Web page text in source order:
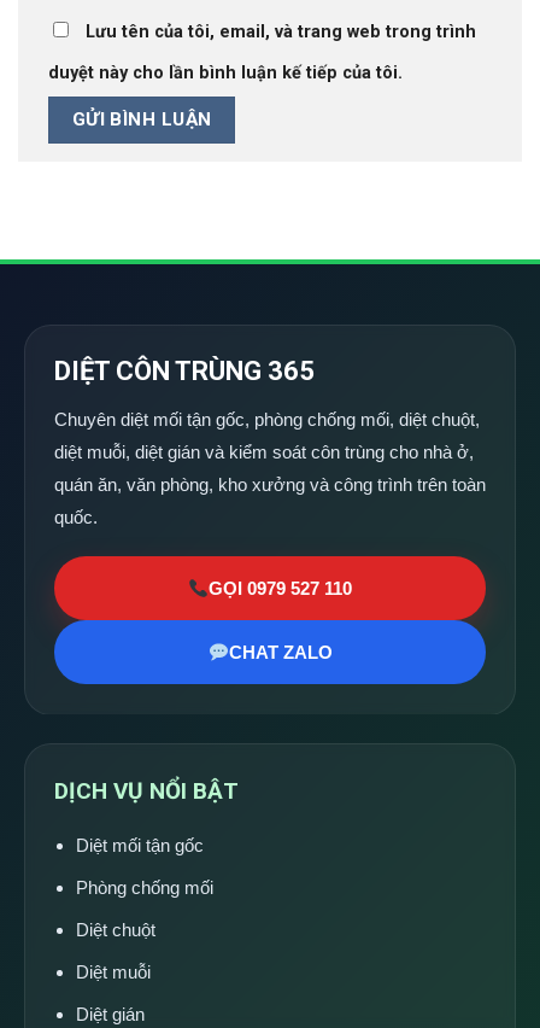
Lưu tên của tôi, email, và trang web trong trình
duyệt này cho lần bình luận kế tiếp của tôi.
DIỆT CÔN TRÙNG 365
Chuyên diệt mối tận gốc, phòng chống mối, diệt chuột,
diệt muỗi, diệt gián và kiểm soát côn trùng cho nhà ở,
quán ăn, văn phòng, kho xưởng và công trình trên toàn
quốc.
GỌI 0979 527 110
CHAT ZALO
DỊCH VỤ NỔI BẬT
Diệt mối tận gốc
Phòng chống mối
Diệt chuột
Diệt muỗi
Diệt gián